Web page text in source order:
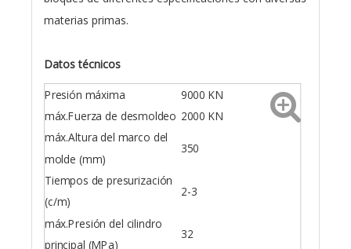
materias primas.
Datos técnicos
Presión máxima 9000 KN
máx.Fuerza de desmoldeo 2000 KN
máx.Altura del marco del
molde (mm)
350
Tiempos de presurización
(c/m)
2-3
máx.Presión del cilindro
principal (MPa)
32